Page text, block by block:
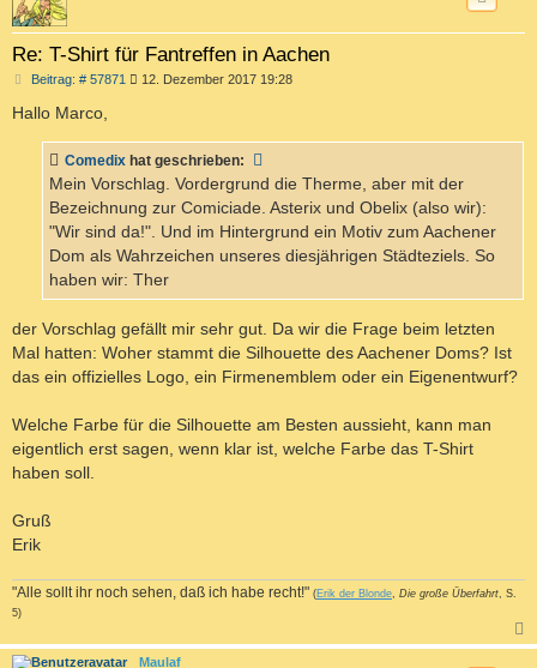
Re: T-Shirt für Fantreffen in Aachen
Beitrag: # 57871 B
r
a
12. Dezember 2017 19:28
Hallo Marco,
Comedix hat geschrieben:
Mein Vorschlag. Vordergrund die Therme, aber mit der
Bezeichnung zur Comiciade. Asterix und Obelix (also wir):
"Wir sind da!". Und im Hintergrund ein Motiv zum Aachener
Dom als Wahrzeichen unseres diesjährigen Städteziels. So
haben wir: Ther
der Vorschlag gefällt mir sehr gut. Da wir die Frage beim letzten
Mal hatten: Woher stammt die Silhouette des Aachener Doms? Ist
das ein offizielles Logo, ein Firmenemblem oder ein Eigenentwurf?
Welche Farbe für die Silhouette am Besten aussieht, kann man
eigentlich erst sagen, wenn klar ist, welche Farbe das T-Shirt
haben soll.
Gruß
Erik
"Alle sollt ihr noch sehen, daß ich habe recht!" (Erik der Blonde, Die große Überfahrt, S.
5)
a
Maulaf